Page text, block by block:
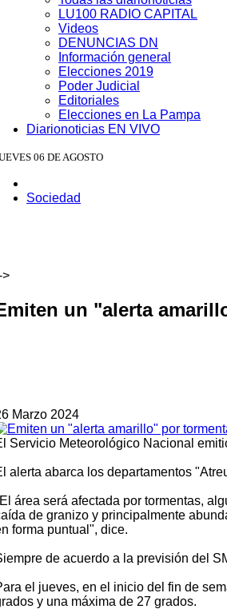
LU100 RADIO CAPITAL
Videos
DENUNCIAS DN
Información general
Elecciones 2019
Poder Judicial
Editoriales
Elecciones en La Pampa
Diarionoticias EN VIVO
06 DE AGOSTO
Sociedad
>
un "alerta
Marzo 2024
Servicio Meteorológico Nacional
alerta abarca los departamentos
área será afectada por tormentas,
de granizo y principalmente
forma puntual", dice.
de acuerdo a la previsión del
el jueves, en el inicio del fin de
y una máxima de 27 grados.